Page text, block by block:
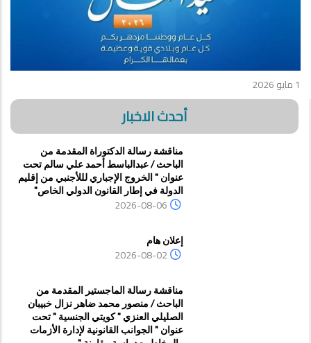
1 مايو 2026
أحدث الاخبار
مناقشة رسالة الدكتوراة المقدمة من
الباحث / عبدالباسط أحمد علي سالم تحت
عنوان " الخروج الإجباري لللأجنبي من إقليم
الدولة في إطار القانون الدولي الخاص"
2026-08-06
إعلان هام
2026-08-02
مناقشة رسالة الماجستير المقدمة من
الباحث / منصور محمد ضاهر نزال خبيبان
الصليلي العنزي " كويتي الجنسية " تحت
عنوان " الجوانب القانونية لإدارة الأزمات